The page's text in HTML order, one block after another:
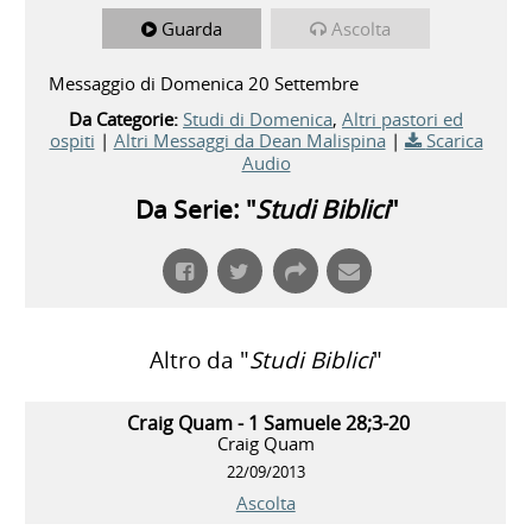
Guarda Ascolta
Messaggio di Domenica 20 Settembre
Da Categorie: Studi di Domenica, Altri pastori ed
ospiti | Altri Messaggi da Dean Malispina |
Scarica
Audio
Da Serie: "Studi Biblici"
Altro da "Studi Biblici"
Craig Quam - 1 Samuele 28;3-20
Craig Quam
22/09/2013
Ascolta